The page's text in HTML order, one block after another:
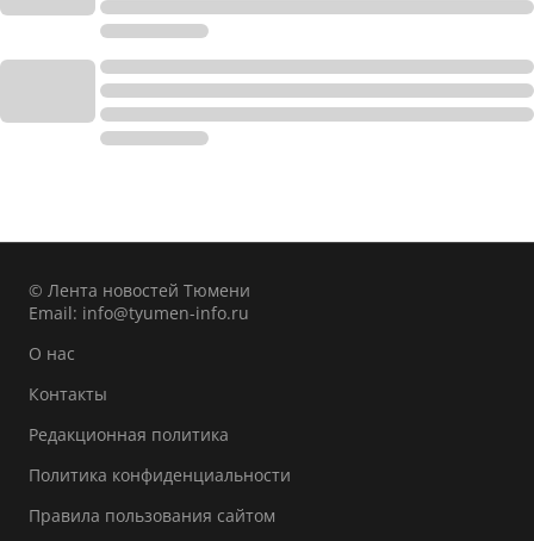
© Лента новостей Тюмени
Email: info@tyumen-info.ru
О нас
Контакты
Редакционная политика
Политика конфиденциальности
Правила пользования сайтом